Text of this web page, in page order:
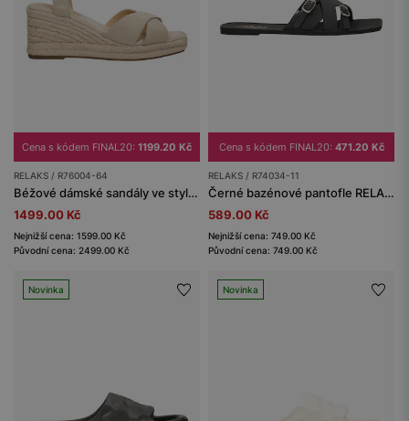
Cena s kódem FINAL20: 1199.20 Kč
RELAKS / R76004-64
Béžové dámské sandály ve stylu espadril RELAKS
1499.00 Kč
Nejnižší cena: 1599.00 Kč
Původní cena: 2499.00 Kč
Cena s kódem FINAL20: 471.20 Kč
RELAKS / R74034-11
Černé bazénové pantofle RELAKS
589.00 Kč
Nejnižší cena: 749.00 Kč
Původní cena: 749.00 Kč
Novinka Novinka